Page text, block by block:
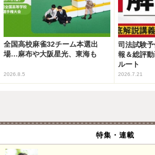
全国高校麻雀32チーム本選出
場…麻布や大阪星光、東海も
2026.8.5
司法試験
報＆総評
ルート
2026.7.21
特集・連載